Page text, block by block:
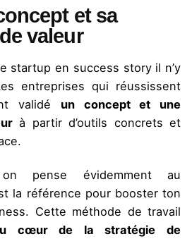
et sa
valeur
startup en success story il n’y
entreprises qui réussissent
validé un concept et une
à partir d’outils concrets et
pense évidemment au
la référence pour booster ton
Cette méthode de travail
cœur de la stratégie de